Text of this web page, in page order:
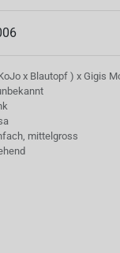
x Blautopf ) x Gigis
mittelgross